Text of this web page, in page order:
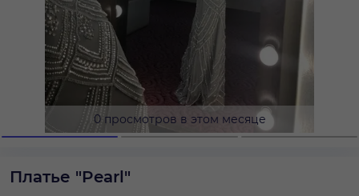
0 просмотров в этом месяце
Платье "Pearl"